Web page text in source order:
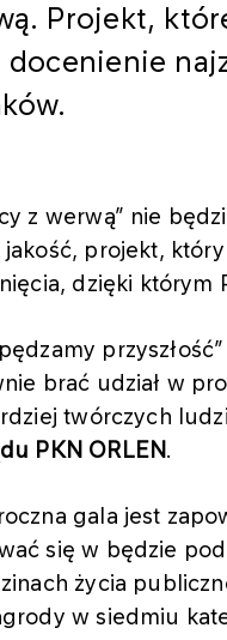
Projekt,
docenienie
z werwą” nie
jakość, projekt,
dzięki którym
brać udział w
twórczych
PKN ORLEN.
gala jest
się w będzie
życia
w siedmiu